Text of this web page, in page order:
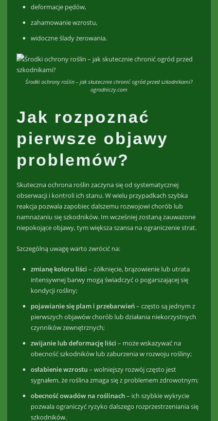
deformacje pędów,
zahamowanie wzrostu,
widoczne ślady żerowania.
Środki ochrony roślin – jak skutecznie chronić ogród przed szkodnikami?
ogrodniczy.com
Jak rozpoznać
pierwsze objawy
problemów?
Skuteczna ochrona roślin zaczyna się od systematycznej
obserwacji i kontroli ich stanu. W wielu przypadkach szybka
reakcja pozwala zapobiec dalszemu rozwojowi chorób lub
namnażaniu się szkodników. Im wcześniej zostaną zauważone
niepokojące objawy, tym większa szansa na ograniczenie strat.
Szczególną uwagę warto zwrócić na:
zmianę koloru liści – żółknięcie, brązowienie lub utrata
intensywnej barwy mogą świadczyć o pogarszającej się
kondycji rośliny;
pojawianie się plam i przebarwień– często są jednym z
pierwszych objawów chorób lub działania niekorzystnych
czynników zewnętrznych;
zwijanie lub deformację liści – może wskazywać na
obecność szkodników lub zaburzenia w rozwoju rośliny;
osłabienie wzrostu– wolniejszy rozwój często jest
sygnałem, że roślina zmaga się z problemem zdrowotnym;
obecność owadów na roślinach– ich szybkie wykrycie
pozwala ograniczyć ryzyko dalszego rozprzestrzeniania się
szkodników.